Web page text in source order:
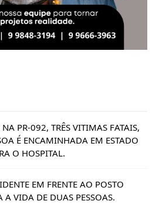
PR-092, TRÊS VITIMAS FATAIS,
É ENCAMINHADA EM ESTADO
O HOSPITAL.
EM FRENTE AO POSTO
A VIDA DE DUAS PESSOAS.